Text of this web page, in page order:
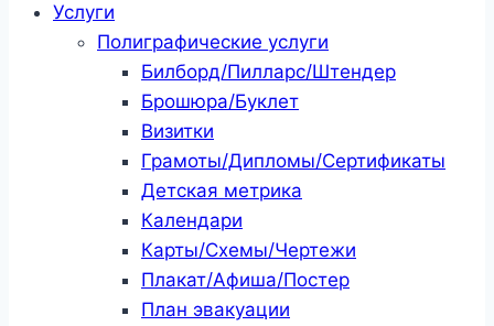
Услуги
Полиграфические услуги
Билборд/Пилларс/Штендер
Брошюра/Буклет
Визитки
Грамоты/Дипломы/Сертификаты
Детская метрика
Календари
Карты/Схемы/Чертежи
Плакат/Афиша/Постер
План эвакуации